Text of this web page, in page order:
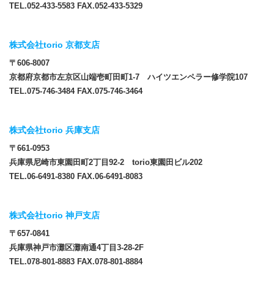
TEL.052-433-5583 FAX.052-433-5329
株式会社torio 京都支店
〒606-8007
京都府京都市左京区山端壱町田町1-7 ハイツエンペラー修学院107
TEL.075-746-3484 FAX.075-746-3464
株式会社torio 兵庫支店
〒661-0953
兵庫県尼崎市東園田町2丁目92-2 torio東園田ビル202
TEL.06-6491-8380 FAX.06-6491-8083
株式会社torio 神戸支店
〒657-0841
兵庫県神戸市灘区灘南通4丁目3-28-2F
TEL.078-801-8883 FAX.078-801-8884